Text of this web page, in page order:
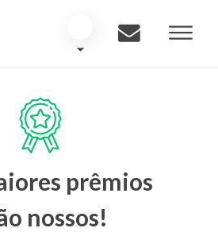
prêmios
nossos!